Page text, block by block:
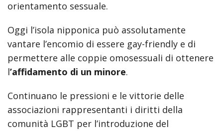
orientamento sessuale.
Oggi l’isola nipponica può assolutamente
vantare l’encomio di essere gay-friendly e di
permettere alle coppie omosessuali di ottenere
l’affidamento di un minore.
Continuano le pressioni e le vittorie delle
associazioni rappresentanti i diritti della
comunità LGBT per l’introduzione del